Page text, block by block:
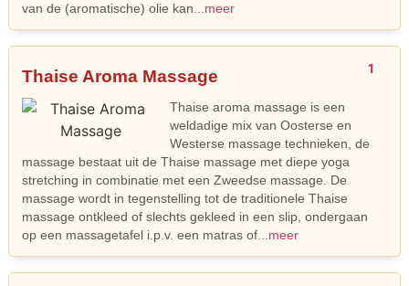
van de (aromatische) olie kan ...meer
Thaise Aroma Massage 1
Thaise aroma massage is een
weldadige mix van Oosterse en
Westerse massage technieken, de
massage bestaat uit de Thaise massage met diepe yoga
stretching in combinatie met een Zweedse massage. De
massage wordt in tegenstelling tot de traditionele Thaise
massage ontkleed of slechts gekleed in een slip, ondergaan
op een massagetafel i.p.v. een matras of ...meer